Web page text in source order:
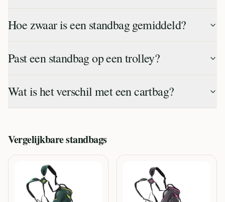
Hoe zwaar is een standbag gemiddeld?
Past een standbag op een trolley?
Wat is het verschil met een cartbag?
Vergelijkbarestandbags